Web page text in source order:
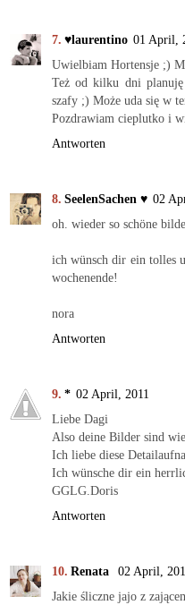
♥laurentino 01 April,
Uwielbiam Hortensje ;)
Też od kilku dni
szafy ;) Może uda się w
Pozdrawiam cieplutko i
Antworten
SeelenSachen ♥ 02
oh. wieder so schöne
ich wünsch dir ein tolles
wochenende!
nora
Antworten
* 02 April, 2011
Liebe Dagi
Also deine Bilder sind
Ich liebe diese
Ich wünsche dir ein
GGLG.Doris
Antworten
Renata
02 April,
Jakie śliczne jajo z